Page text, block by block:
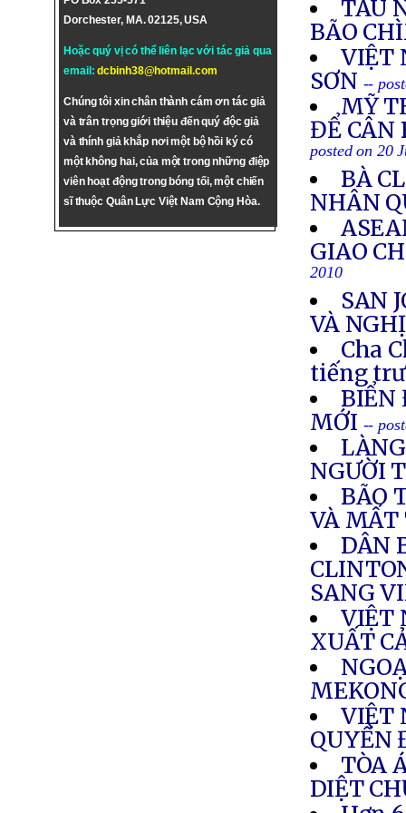
Dorchester, MA. 02125, USA
Hoặc quý vị có thể liên lạc với tác giả qua
email:dcbinh38@hotmail.com
Chúng tôi xin chân thành cám ơn tác giả
và trân trọng giới thiệu đến quý độc giả
và thính giả khắp nơi một bộ hồi ký có
một không hai, của một trong những điệp
viên hoạt động trong bóng tối, một chiến
sĩ thuộc Quân Lực Việt Nam Cộng Hòa.
TÀU
BÃO
VIỆT
SƠN --
MỸ
ĐỂ CÂN
posted on 20
BÀ
NHÂN
GIAO
2010
SAN
VÀ
Cha
tiếng
BIỂN
MỚI --
NGƯỜI
BÃO
VÀ
DÂN
SANG
VIỆT
XUẤT
VIỆT
QUYỀN
TÒA
DIỆT